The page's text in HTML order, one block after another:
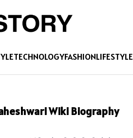
TECHNOLOGYFASHIONLIFESTYLE
Wiki Biography